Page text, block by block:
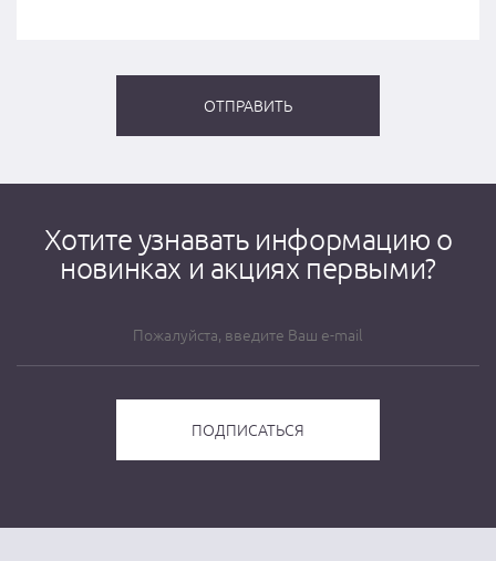
Хотите узнавать информацию о
новинках и акциях первыми?